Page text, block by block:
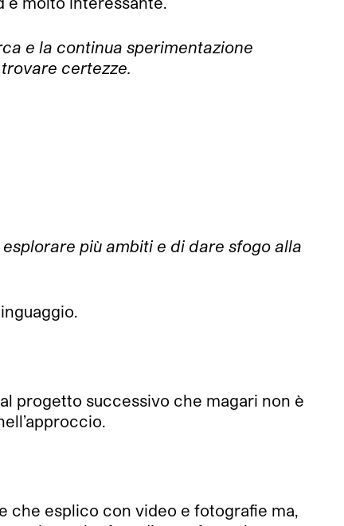
e la continua sperimentazione
certezze.
più ambiti e di dare sfogo alla
progetto successivo che magari non è
che esplico con video e fotografie ma,